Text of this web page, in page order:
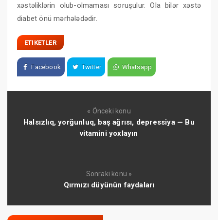
xəstəliklərin olub-olmaması soruşulur. Ola bilər xəstə
diabet önü mərhələdədir.
ETIKETLER
Facebook Twitter Whatsapp
« Önceki konu
Halsızlıq, yorğunluq, baş ağrısı, depressiya — Bu
vitamini yoxlayın
Sonraki konu »
Qırmızı düyünün faydaları